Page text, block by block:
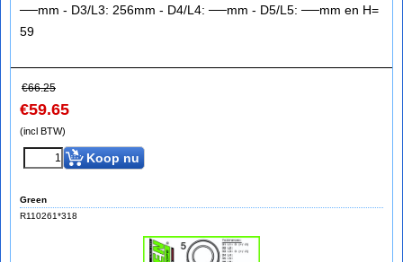
──mm - D3/L3: 256mm - D4/L4: ──mm - D5/L5: ──mm en H=
59
€66.25
€59.65
(incl BTW)
Koop nu
Green
R110261*318